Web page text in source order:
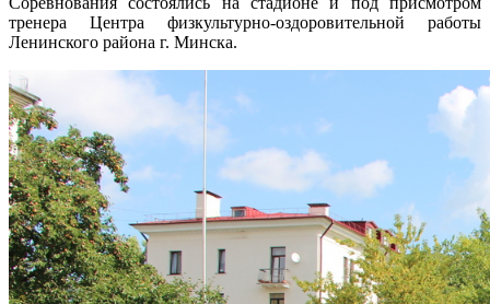
тренера Центра физкультурно-оздоровительной работы
Ленинского района г. Минска.